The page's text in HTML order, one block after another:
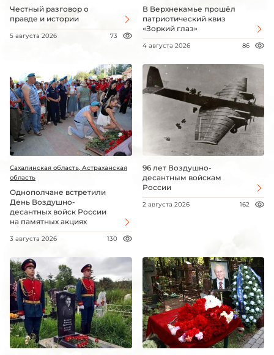
Честный разговор о
правде и истории
5 августа 2026 73
В Верхнекамье прошёл
патриотический квиз
«Зоркий глаз»
4 августа 2026 86
Сахалинская область, Астраханская
область
Однополчане встретили
День Воздушно-
десантных войск России
на памятных акциях
3 августа 2026 130
96 лет Воздушно-
десантным войскам
России
2 августа 2026 162